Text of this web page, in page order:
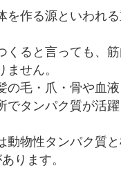
を作る源といわれ
くると言っても、筋
ません。
の毛・爪・骨や血
でタンパク質が活躍
動物性タンパク質
ります。